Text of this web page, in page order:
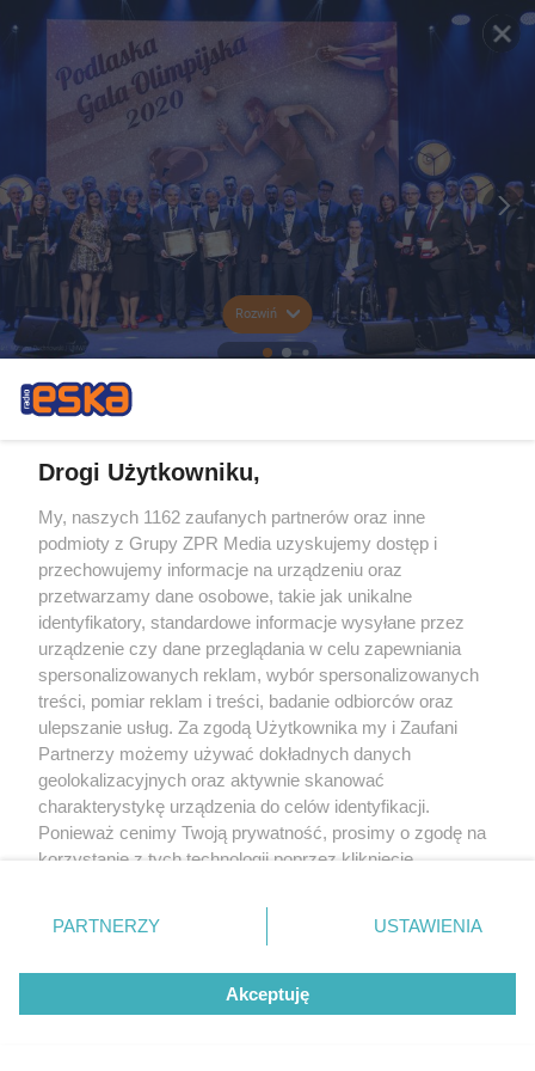
Rozwiń
Drogi Użytkowniku,
My, naszych 1162 zaufanych partnerów oraz inne
podmioty z Grupy ZPR Media uzyskujemy dostęp i
przechowujemy informacje na urządzeniu oraz
przetwarzamy dane osobowe, takie jak unikalne
identyfikatory, standardowe informacje wysyłane przez
urządzenie czy dane przeglądania w celu zapewniania
spersonalizowanych reklam, wybór spersonalizowanych
treści, pomiar reklam i treści, badanie odbiorców oraz
ulepszanie usług. Za zgodą Użytkownika my i Zaufani
Partnerzy możemy używać dokładnych danych
geolokalizacyjnych oraz aktywnie skanować
charakterystykę urządzenia do celów identyfikacji.
Ponieważ cenimy Twoją prywatność, prosimy o zgodę na
korzystanie z tych technologii poprzez kliknięcie
zmienić/wycofać klikając przycisk ustawień prywatności
znajdujący się w lewym dolnym rogu strony
rodzaje przetwarzania danych nie wymagają zgody
użytkownika, ale masz prawo sprzeciwić się takiemu
przetwarzaniu. Preferencje będą miały zastosowanie tylko
PARTNERZY USTAWIENIA
Akceptuję